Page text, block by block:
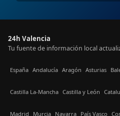
24h Valencia
Tu fuente de información local
España Andalucía Aragón Asturias
Castilla La-Mancha Castilla y León
Madrid Murcia Navarra País Vasco